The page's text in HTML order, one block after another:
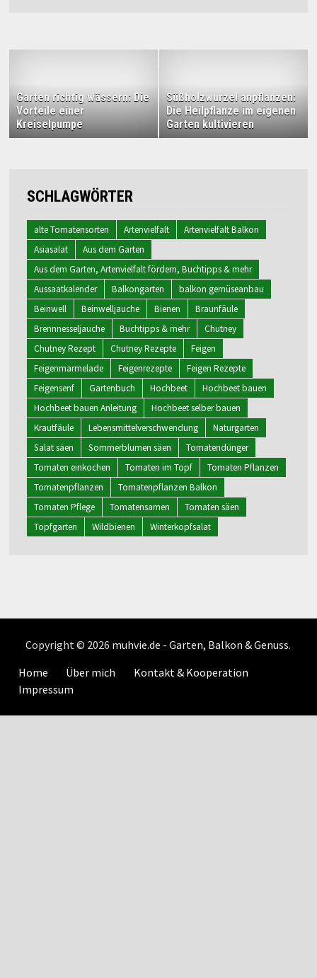
Garten richtig wässern: Die
Vorteile einer
Kreiselpumpe
Süßholzwurzel anpflanzen:
Die Heilpflanze im eigenen
Garten kultivieren
SCHLAGWÖRTER
alte Tomatensorten Artenvielfalt
Artenvielfalt Balkon
Asiasalat
Aus dem Garten
Aus dem Garten, Artenvielfalt fördern, Buchtipps & mehr
Aussaatkalender
Balkongarten
balkon gemüseanbau
Beinwell
Beinwelljauche Bienen
Braunfäule
Brennnesseljauche
Buchtipps & mehr
Chutney
Chutney Rezept
Chutney Rezepte
Feigen
Feigenmarmelade
Feigenrezepte
Feigen Rezepte
Feigensenf
Gartenbuch Hochbeet
Hochbeet bauen
Hochbeet bauen Anleitung
Hochbeet selber bauen
Krautfäule
Lebensmittelverschwendung
Naturgarten
Salat säen
Sommerblumen säen
Tomatendünger
Tomaten einkochen
Tomaten im Topf
Tomaten Pflanzen
Tomatenpflanzen
Tomatenpflanzen Balkon
Tomaten Pflege
Tomatensamen
Tomaten säen
Topfgarten
Wildbienen Winterkopfsalat
Copyright © 2026 muhvie.de - Garten, Balkon & Genuss.
Home
Über mich
Kontakt & Kooperation
Impressum